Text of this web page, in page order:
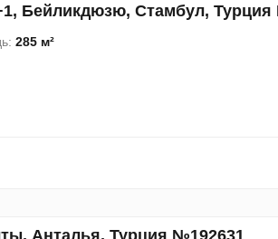
Бейликдюзю, Стамбул,
285 м²
Анталья, Турция №192631